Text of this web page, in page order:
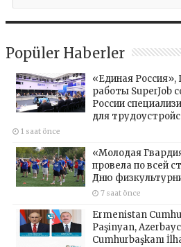
Popüler Haberler
«Единая Россия»,
работы SuperJob
России
для
1 saat önce
«Молодая
провела по всей
Дню
7 saat önce
Ermenistan
Paşinyan,
Cumhurbaşkanı